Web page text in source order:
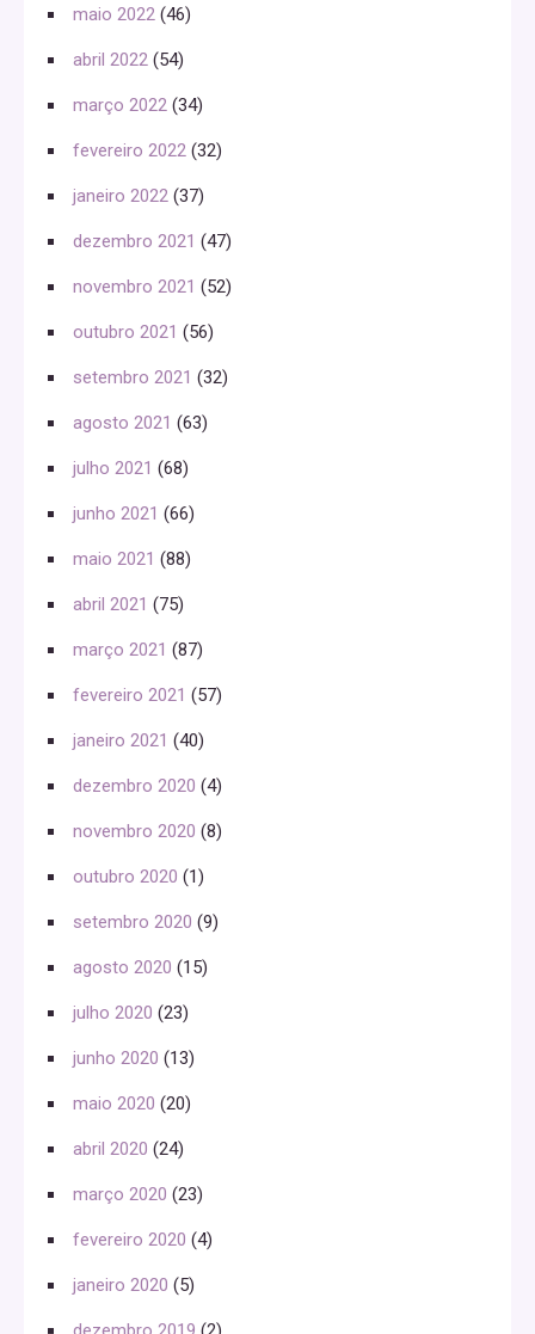
maio 2022 (46)
abril 2022 (54)
março 2022 (34)
fevereiro 2022 (32)
janeiro 2022 (37)
dezembro 2021 (47)
novembro 2021 (52)
outubro 2021 (56)
setembro 2021 (32)
agosto 2021 (63)
julho 2021 (68)
junho 2021 (66)
maio 2021 (88)
abril 2021 (75)
março 2021 (87)
fevereiro 2021 (57)
janeiro 2021 (40)
dezembro 2020 (4)
novembro 2020 (8)
outubro 2020 (1)
setembro 2020 (9)
agosto 2020 (15)
julho 2020 (23)
junho 2020 (13)
maio 2020 (20)
abril 2020 (24)
março 2020 (23)
fevereiro 2020 (4)
janeiro 2020 (5)